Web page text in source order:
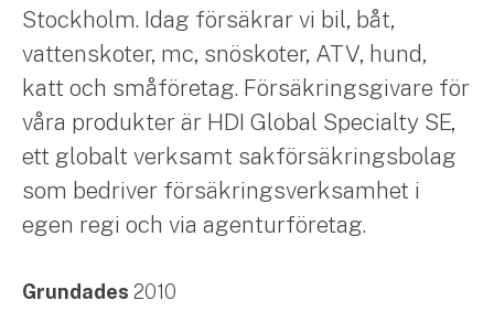
Stockholm. Idag försäkrar vi bil, båt,
vattenskoter, mc, snöskoter, ATV, hund,
katt och småföretag. Försäkringsgivare för
våra produkter är HDI Global Specialty SE,
ett globalt verksamt sakförsäkringsbolag
som bedriver försäkringsverksamhet i
egen regi och via agenturföretag.
Grundades 2010